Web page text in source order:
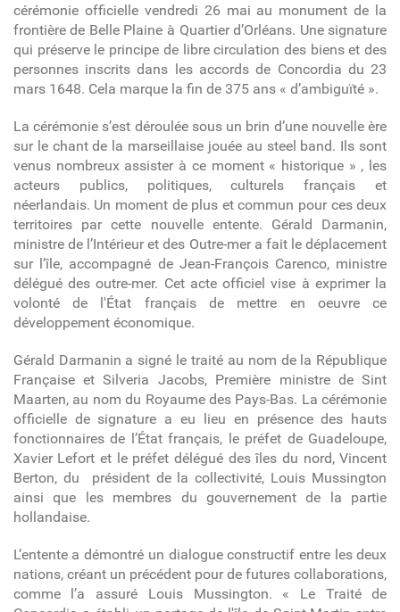
cérémonie officielle vendredi 26 mai au monument de la
frontière de Belle Plaine à Quartier d’Orléans. Une signature
qui préserve le principe de libre circulation des biens et des
personnes inscrits dans les accords de Concordia du 23
mars 1648. Cela marque la fin de 375 ans « d’ambiguïté ».
La cérémonie s’est déroulée sous un brin d’une nouvelle ère
sur le chant de la marseillaise jouée au steel band. Ils sont
venus nombreux assister à ce moment « historique » , les
acteurs publics, politiques, culturels français et
néerlandais. Un moment de plus et commun pour ces deux
territoires par cette nouvelle entente. Gérald Darmanin,
ministre de l’Intérieur et des Outre-mer a fait le déplacement
sur l’île, accompagné de Jean-François Carenco, ministre
délégué des outre-mer. Cet acte officiel vise à exprimer la
volonté de l'État français de mettre en oeuvre ce
développement économique.
Gérald Darmanin a signé le traité au nom de la République
Française et Silveria Jacobs, Première ministre de Sint
Maarten, au nom du Royaume des Pays-Bas. La cérémonie
officielle de signature a eu lieu en présence des hauts
fonctionnaires de l’État français, le préfet de Guadeloupe,
Xavier Lefort et le préfet délégué des îles du nord, Vincent
Berton, du président de la collectivité, Louis Mussington
ainsi que les membres du gouvernement de la partie
hollandaise.
L’entente a démontré un dialogue constructif entre les deux
nations, créant un précédent pour de futures collaborations,
comme l’a assuré Louis Mussington. « Le Traité de